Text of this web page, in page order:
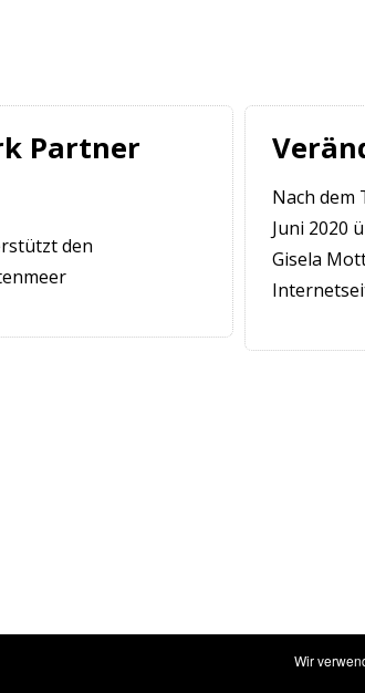
Partner
den
Nach dem
Juni 2020
Gisela
Wir